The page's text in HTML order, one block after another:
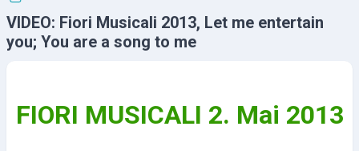
VIDEO: Fiori Musicali 2013, Let me entertain
you; You are a song to me
FIORI MUSICALI 2. Mai 2013